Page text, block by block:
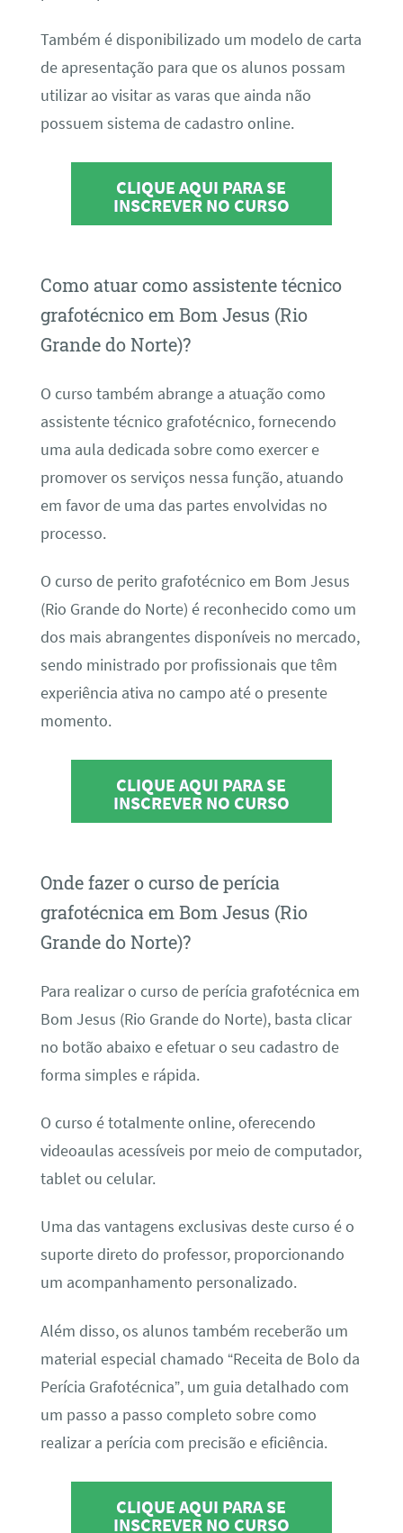
Também é disponibilizado um modelo de carta
de apresentação para que os alunos possam
utilizar ao visitar as varas que ainda não
possuem sistema de cadastro online.
CLIQUE AQUI PARA SE
INSCREVER NO CURSO
Como atuar como assistente técnico
grafotécnico em Bom Jesus (Rio
Grande do Norte)?
O curso também abrange a atuação como
assistente técnico grafotécnico, fornecendo
uma aula dedicada sobre como exercer e
promover os serviços nessa função, atuando
em favor de uma das partes envolvidas no
processo.
O curso de perito grafotécnico em Bom Jesus
(Rio Grande do Norte) é reconhecido como um
dos mais abrangentes disponíveis no mercado,
sendo ministrado por profissionais que têm
experiência ativa no campo até o presente
momento.
CLIQUE AQUI PARA SE
INSCREVER NO CURSO
Onde fazer o curso de perícia
grafotécnica em Bom Jesus (Rio
Grande do Norte)?
Para realizar o curso de perícia grafotécnica em
Bom Jesus (Rio Grande do Norte), basta clicar
no botão abaixo e efetuar o seu cadastro de
forma simples e rápida.
O curso é totalmente online, oferecendo
videoaulas acessíveis por meio de computador,
tablet ou celular.
Uma das vantagens exclusivas deste curso é o
suporte direto do professor, proporcionando
um acompanhamento personalizado.
Além disso, os alunos também receberão um
material especial chamado “Receita de Bolo da
Perícia Grafotécnica”, um guia detalhado com
um passo a passo completo sobre como
realizar a perícia com precisão e eficiência.
CLIQUE AQUI PARA SE
INSCREVER NO CURSO